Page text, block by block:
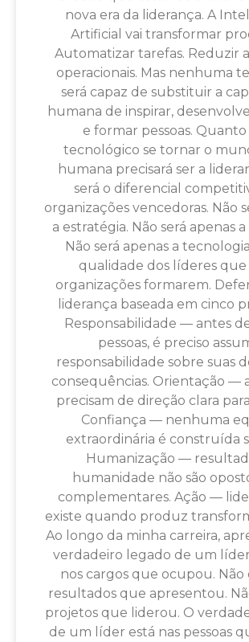
nova era da liderança. A
Artificial vai transformar
Automatizar tarefas. Reduzir
operacionais. Mas nenhuma
será capaz de substituir a
humana de inspirar,
e formar pessoas. Quanto
tecnológico se tornar o
humana precisará ser a
será o diferencial
organizações vencedoras. Não
a estratégia. Não será apenas
Não será apenas a
qualidade dos líderes que
organizações formarem.
liderança baseada em cinco
Responsabilidade — antes
pessoas, é preciso
responsabilidade sobre suas
consequências. Orientação —
precisam de direção clara
Confiança — nenhuma
extraordinária é construída
Humanização —
humanidade não são
complementares. Ação —
existe quando produz
Ao longo da minha carreira,
verdadeiro legado de um
nos cargos que ocupou. Não
resultados que apresentou.
projetos que liderou. O
de um líder está nas pessoas